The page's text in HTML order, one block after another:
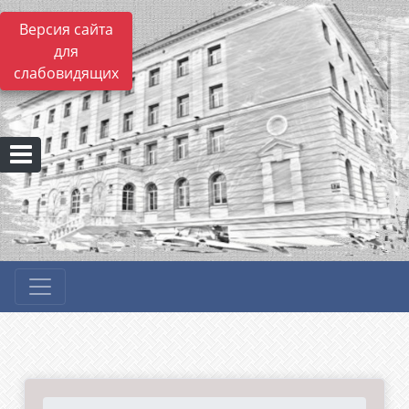
Версия сайта
для
слабовидящих